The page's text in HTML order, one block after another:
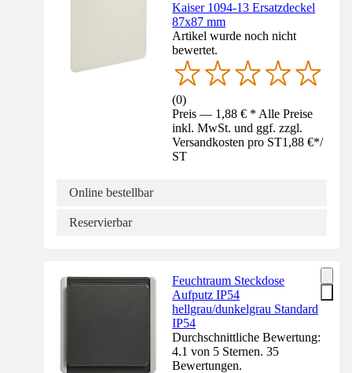
Kaiser 1094-13 Ersatzdeckel
87x87 mm
Artikel wurde noch nicht
bewertet.
(0)
Preis — 1,88 € * Alle Preise
inkl. MwSt. und ggf. zzgl.
Versandkosten pro ST1,88 €*/
ST
Online bestellbar
Reservierbar
Feuchtraum Steckdose
Aufputz IP54
hellgrau/dunkelgrau Standard
IP54
Durchschnittliche Bewertung:
4.1 von 5 Sternen. 35
Bewertungen.